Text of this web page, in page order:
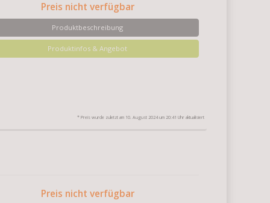
Preis nicht verfügbar
Produktbeschreibung
Produktinfos & Angebot
* Preis wurde zuletzt am 10. August 2024 um 20:41 Uhr aktualisiert
Preis nicht verfügbar